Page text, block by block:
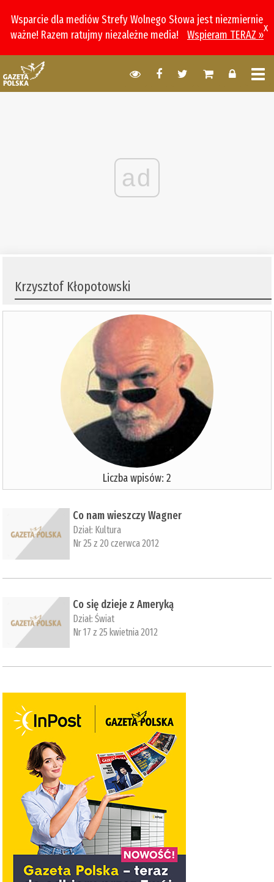
Wsparcie dla mediów Strefy Wolnego Słowa jest niezmiernie
ważne! Razem ratujmy niezależne media!
Wspieram TERAZ »
x
ad
Krzysztof Kłopotowski
Liczba wpisów: 2
Co nam wieszczy Wagner
Dział: Kultura
Nr 25 z 20 czerwca 2012
Co się dzieje z Ameryką
Dział:Świat
Nr 17 z 25 kwietnia 2012